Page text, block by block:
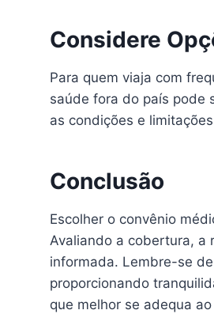
Considere
Para quem viaja com
saúde fora do país pode
as condições e
Conclusão
Escolher o convênio
Avaliando a cobertura, a
informada. Lembre-se
proporcionando
que melhor se adequa